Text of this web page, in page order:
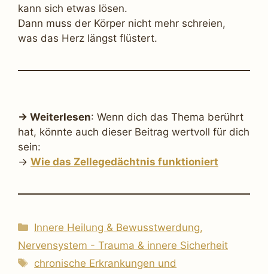
kann sich etwas lösen.
Dann muss der Körper nicht mehr schreien,
was das Herz längst flüstert.
→ Weiterlesen: Wenn dich das Thema berührt
hat, könnte auch dieser Beitrag wertvoll für dich
sein:
→ Wie das Zellegedächtnis funktioniert
Kategorien
Innere Heilung & Bewusstwerdung,
Nervensystem - Trauma & innere Sicherheit
Schlagwörter
chronische Erkrankungen und